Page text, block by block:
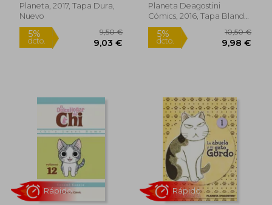
Planeta, 2017, Tapa Dura,
Nuevo
5%
Planeta Deagostini
Cómics, 2016, Tapa Blanda,
Nuevo
5%